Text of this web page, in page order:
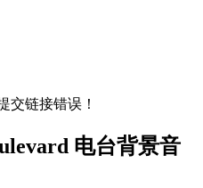
交链接错误！
电台背景音